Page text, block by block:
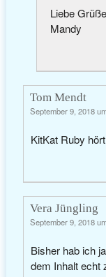
Liebe Grüße
Mandy
Tom Mendt
September 9, 2018
KitKat Ruby
Vera Jüngling
September 9, 2018
Bisher hab ich
dem Inhalt echt